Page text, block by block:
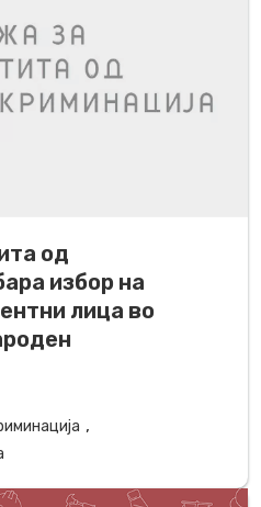
од
избор на
лица во
,